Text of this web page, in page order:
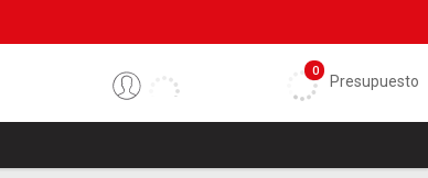
0
Presupuesto